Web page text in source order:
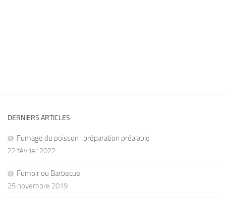
DERNIERS ARTICLES
Fumage du poisson : préparation préalable
22 février 2022
Fumoir ou Barbecue
25 novembre 2019